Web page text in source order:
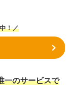
！／
一のサービスで